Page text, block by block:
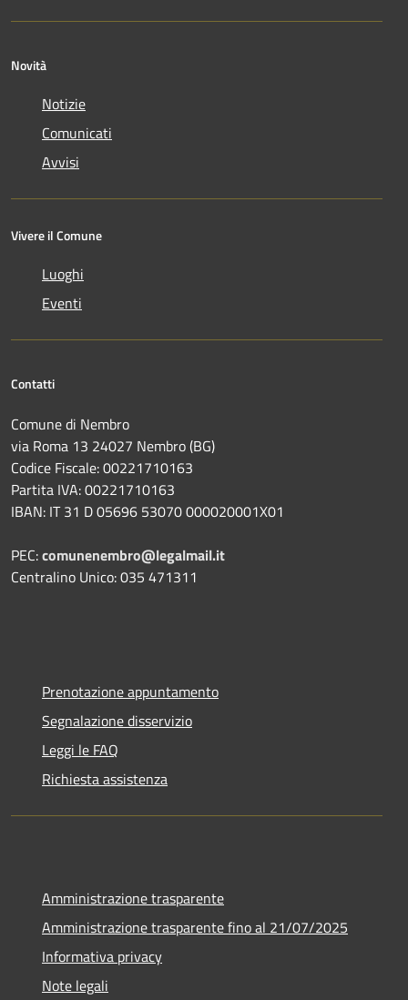
Novità
Notizie
Comunicati
Avvisi
Vivere il Comune
Luoghi
Eventi
Contatti
Comune di Nembro
via Roma 13 24027 Nembro (BG)
Codice Fiscale: 00221710163
Partita IVA: 00221710163
IBAN: IT 31 D 05696 53070 000020001X01
PEC:comunenembro@legalmail.it
Centralino Unico: 035 471311
Prenotazione appuntamento
Segnalazione disservizio
Leggi le FAQ
Richiesta assistenza
Amministrazione trasparente
Amministrazione trasparente fino al 21/07/2025
Informativa privacy
Note legali